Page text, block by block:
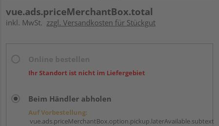
vue.ads.priceMerchantBox.total
inkl. MwSt. zzgl. Versandkosten für Stückgut
Ihr Standort ist nicht im Liefergebiet
Beim Händler abholen
Auf Vorbestellung:
vue.ads.priceMerchantBox.option.pickup.laterAvailable.subtext